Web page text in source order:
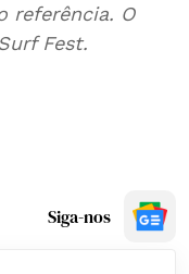
referência. O
Fest.
Siga-nos